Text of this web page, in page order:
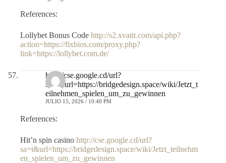
References:
Lollybet Bonus Code http://s2.xvatit.com/api.php?
action=https://fixbios.com/proxy.php?
link=https://lollybet.com.de/
http://cse.google.cd/url?
sa=t&url=https://bridgedesign.space/wiki/Jetzt_t
eilnehmen_spielen_um_zu_gewinnen
JULIO 15, 2026 / 10:40 PM
References:
Hit’n spin casino http://cse.google.cd/url?
sa=t&url=https://bridgedesign.space/wiki/Jetzt_teilnehm
en_spielen_um_zu_gewinnen